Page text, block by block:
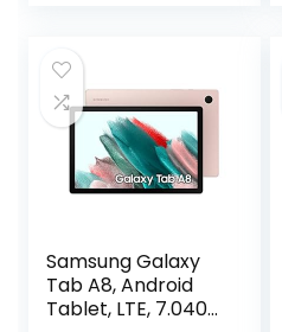
Samsung Galaxy
Tab A8, Android
Tablet, LTE, 7.040